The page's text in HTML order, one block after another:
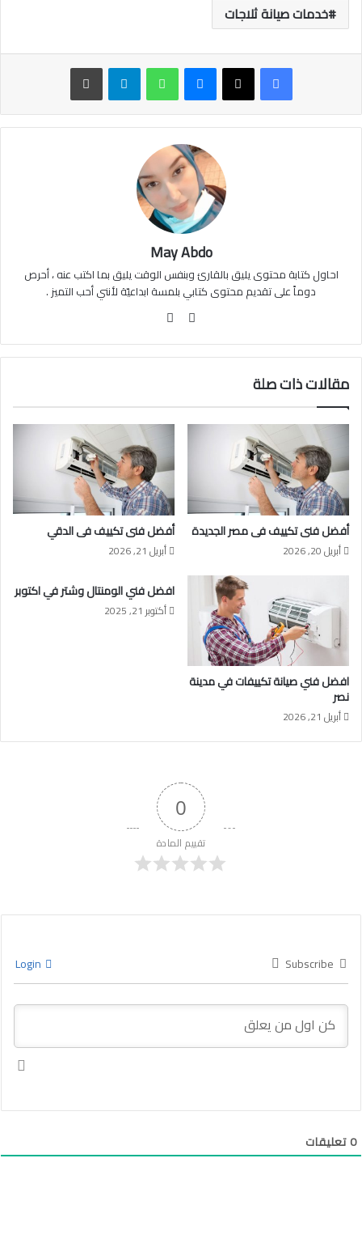
خدمات صيانة ثلاجات
ماسنجر واتساب تيلقرام طباعة
May Abdo
احاول كتابة محتوى يليق بالقارئ وبنفس الوقت يليق بما اكتب عنه ، أحرص
دوماً على تقديم محتوى كتابي بلمسة ابداعيّة لأنني أحب التميز .
موقع
مقالات ذات صلة
أفضل فنى تكييف فى مصر الجديدة
أبريل 20, 2026
أفضل فنى تكييف فى الدقي
أبريل 21, 2026
افضل فني صيانة تكييفات في مدينة
نصر
أبريل 21, 2026
افضل فني الومنتال وشتر في اكتوبر
أكتوبر 21, 2025
0
تقييم المادة
Subscribe
0تعليقات